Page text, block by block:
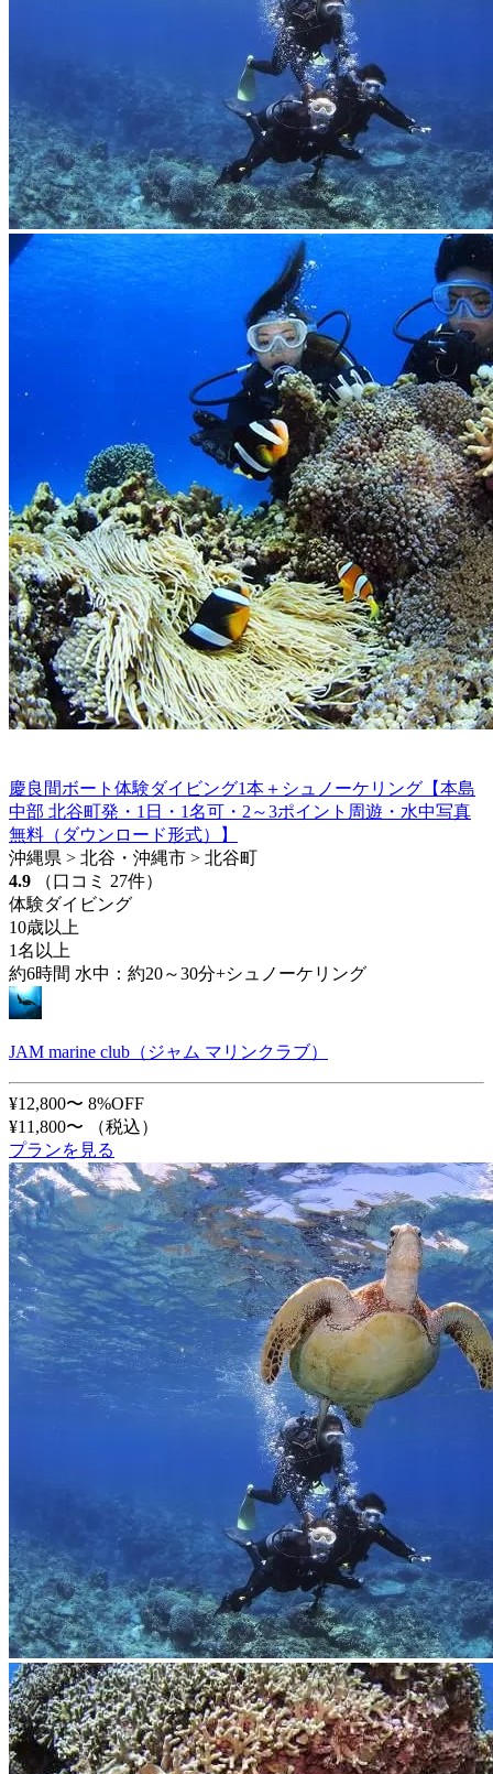
慶良間ボート体験ダイビング1本＋シュノーケリング【本島
中部 北谷町発・1日・1名可・2～3ポイント周遊・水中写真
無料（ダウンロード形式）】
沖縄県 > 北谷・沖縄市 > 北谷町
4.9
（口コミ 27件）
体験ダイビング
10歳以上
1名以上
約6時間 水中：約20～30分+シュノーケリング
JAM marine club（ジャム マリンクラブ）
¥12,800〜 8%OFF
¥11,800〜
（税込）
プランを見る